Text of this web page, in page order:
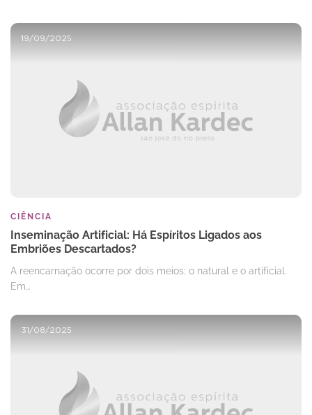
19/09/2025
CIÊNCIA
Inseminação Artificial: Há Espíritos Ligados aos
Embriões Descartados?
A reencarnação ocorre por dois meios: o natural e o artificial.
Em…
31/08/2025